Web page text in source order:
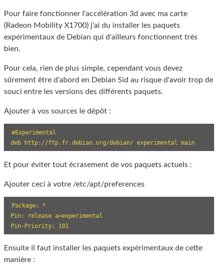
Pour faire fonctionner l'accélération 3d avec ma carte
(Radeon Mobility X1700) j'ai du installer les paquets
expérimentaux de Debian qui d'ailleurs fonctionnent très
bien.
Pour cela, rien de plus simple, cependant vous devez
sûrement être d'abord en Debian Sid au risque d'avoir trop de
souci entre les versions des différents paquets.
Ajouter à vos sources le dépôt :
#Experimental
deb http://ftp.fr.debian.org/debian/ experimental main
Et pour éviter tout écrasement de vos paquets actuels :
Ajouter ceci à votre /etc/apt/preferences
Package: *
Pin: release a=experimental
Pin-Priority: 101
Ensuite il faut installer les paquets expérimentaux de cette
manière :